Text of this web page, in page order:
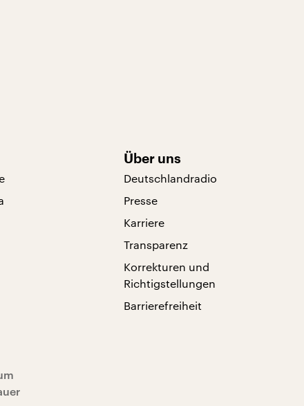
Über uns
Deutschlandradio
Presse
Karriere
Transparenz
Korrekturen und
Richtigstellungen
Barrierefreiheit